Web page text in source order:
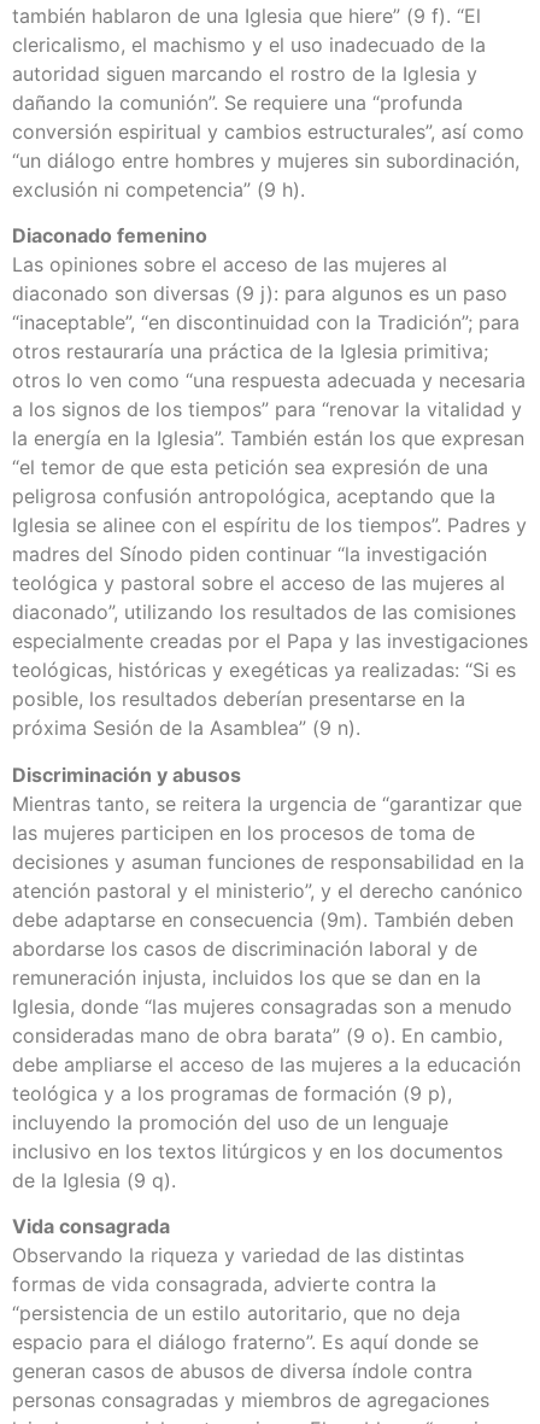
también hablaron de una Iglesia que hiere” (9 f). “El
clericalismo, el machismo y el uso inadecuado de la
autoridad siguen marcando el rostro de la Iglesia y
dañando la comunión”. Se requiere una “profunda
conversión espiritual y cambios estructurales”, así como
“un diálogo entre hombres y mujeres sin subordinación,
exclusión ni competencia” (9 h).
Diaconado femenino
Las opiniones sobre el acceso de las mujeres al
diaconado son diversas (9 j): para algunos es un paso
“inaceptable”, “en discontinuidad con la Tradición”; para
otros restauraría una práctica de la Iglesia primitiva;
otros lo ven como “una respuesta adecuada y necesaria
a los signos de los tiempos” para “renovar la vitalidad y
la energía en la Iglesia”. También están los que expresan
“el temor de que esta petición sea expresión de una
peligrosa confusión antropológica, aceptando que la
Iglesia se alinee con el espíritu de los tiempos”. Padres y
madres del Sínodo piden continuar “la investigación
teológica y pastoral sobre el acceso de las mujeres al
diaconado”, utilizando los resultados de las comisiones
especialmente creadas por el Papa y las investigaciones
teológicas, históricas y exegéticas ya realizadas: “Si es
posible, los resultados deberían presentarse en la
próxima Sesión de la Asamblea” (9 n).
Discriminación y abusos
Mientras tanto, se reitera la urgencia de “garantizar que
las mujeres participen en los procesos de toma de
decisiones y asuman funciones de responsabilidad en la
atención pastoral y el ministerio”, y el derecho canónico
debe adaptarse en consecuencia (9m). También deben
abordarse los casos de discriminación laboral y de
remuneración injusta, incluidos los que se dan en la
Iglesia, donde “las mujeres consagradas son a menudo
consideradas mano de obra barata” (9 o). En cambio,
debe ampliarse el acceso de las mujeres a la educación
teológica y a los programas de formación (9 p),
incluyendo la promoción del uso de un lenguaje
inclusivo en los textos litúrgicos y en los documentos
de la Iglesia (9 q).
Vida consagrada
Observando la riqueza y variedad de las distintas
formas de vida consagrada, advierte contra la
“persistencia de un estilo autoritario, que no deja
espacio para el diálogo fraterno”. Es aquí donde se
generan casos de abusos de diversa índole contra
personas consagradas y miembros de agregaciones